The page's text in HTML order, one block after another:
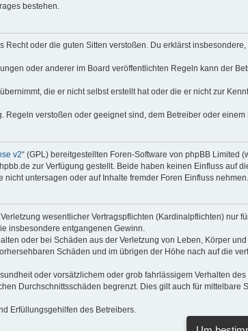
bestehen.
oder die guten Sitten verstoßen. Du erklärst
oder anderer im Board veröffentlichten Regeln kann der
die er nicht selbst erstellt hat oder die er nicht zur
verstoßen oder geeignet sind, dem Betreiber oder
v2“ (GPL) bereitgestellten Foren-Software von phpBB Limited
zur Verfügung gestellt. Beide haben keinen Einfluss auf
untersagen oder auf Inhalte fremder Foren Einfluss nehmen.
wesentlicher Vertragspflichten (Kardinalpflichten) nur
insbesondere entgangenen Gewinn.
oder bei Schäden aus der Verletzung von Leben, Körper
Schäden und im übrigen der Höhe nach auf die
oder vorsätzlichem oder grob fahrlässigem Verhalten
Durchschnittsschäden begrenzt. Dies gilt auch für mittelbare
Erfüllungsgehilfen des Betreibers.